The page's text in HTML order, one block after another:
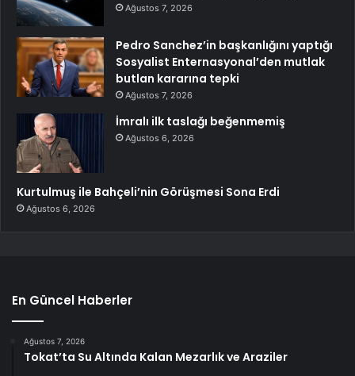
Ağustos 7, 2026
Pedro Sanchez’in başkanlığını yaptığı
Sosyalist Enternasyonal’den mutlak
butlan kararına tepki
Ağustos 7, 2026
İmralı ilk taslağı beğenmemiş
Ağustos 6, 2026
Kurtulmuş ile Bahçeli’nin Görüşmesi Sona Erdi
Ağustos 6, 2026
En Güncel Haberler
Ağustos 7, 2026
Tokat’ta Su Altında Kalan Mezarlık ve Araziler